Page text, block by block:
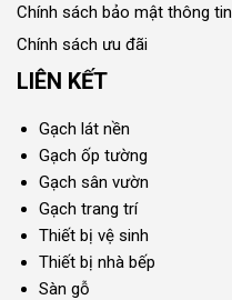
Chính sách bảo mật thông tin
Chính sách ưu đãi
LIÊN KẾT
Gạch lát nền
Gạch ốp tường
Gạch sân vườn
Gạch trang trí
Thiết bị vệ sinh
Thiết bị nhà bếp
Sàn gỗ